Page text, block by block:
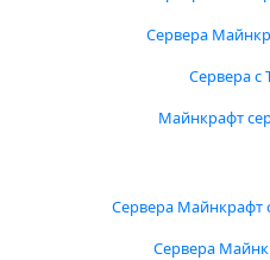
Сервера
Сервера с
Майнкрафт
Сервера Майнкрафт
Сервера